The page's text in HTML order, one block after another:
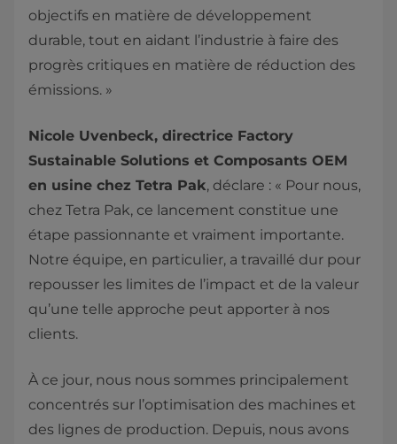
objectifs en matière de développement
durable, tout en aidant l’industrie à faire des
progrès critiques en matière de réduction des
émissions. »
Nicole Uvenbeck, directrice Factory
Sustainable Solutions et Composants OEM
en usine chez Tetra Pak, déclare : « Pour nous,
chez Tetra Pak, ce lancement constitue une
étape passionnante et vraiment importante.
Notre équipe, en particulier, a travaillé dur pour
repousser les limites de l’impact et de la valeur
qu’une telle approche peut apporter à nos
clients.
À ce jour, nous nous sommes principalement
concentrés sur l’optimisation des machines et
des lignes de production. Depuis, nous avons